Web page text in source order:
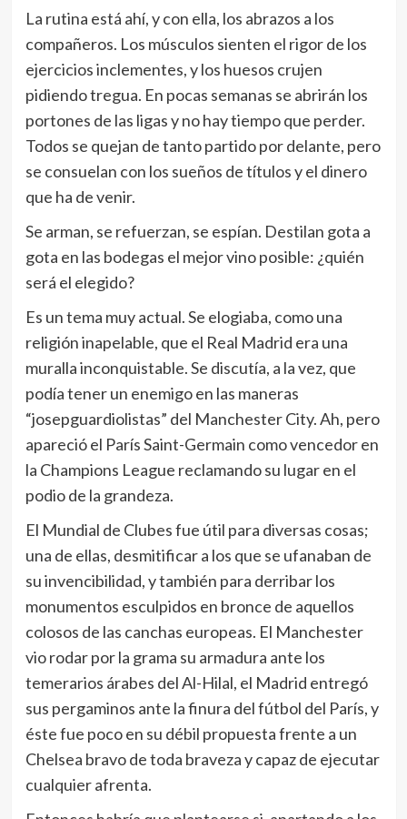
La rutina está ahí, y con ella, los abrazos a los
compañeros. Los músculos sienten el rigor de los
ejercicios inclementes, y los huesos crujen
pidiendo tregua. En pocas semanas se abrirán los
portones de las ligas y no hay tiempo que perder.
Todos se quejan de tanto partido por delante, pero
se consuelan con los sueños de títulos y el dinero
que ha de venir.
Se arman, se refuerzan, se espían. Destilan gota a
gota en las bodegas el mejor vino posible: ¿quién
será el elegido?
Es un tema muy actual. Se elogiaba, como una
religión inapelable, que el Real Madrid era una
muralla inconquistable. Se discutía, a la vez, que
podía tener un enemigo en las maneras
“josepguardiolistas” del Manchester City. Ah, pero
apareció el París Saint-Germain como vencedor en
la Champions League reclamando su lugar en el
podio de la grandeza.
El Mundial de Clubes fue útil para diversas cosas;
una de ellas, desmitificar a los que se ufanaban de
su invencibilidad, y también para derribar los
monumentos esculpidos en bronce de aquellos
colosos de las canchas europeas. El Manchester
vio rodar por la grama su armadura ante los
temerarios árabes del Al-Hilal, el Madrid entregó
sus pergaminos ante la finura del fútbol del París, y
éste fue poco en su débil propuesta frente a un
Chelsea bravo de toda braveza y capaz de ejecutar
cualquier afrenta.